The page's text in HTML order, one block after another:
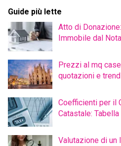
Guide più lette
Atto di
Immobile dal
Prezzi al mq
quotazioni e trend
Coefficienti per il
Catastale:
Valutazione di un